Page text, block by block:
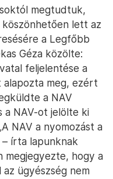
megtudtuk,
köszönhetően lett az
a Legfőbb
Géza közölte:
feljelentése a
alapozta meg, ezért
a NAV
a NAV-ot jelölte ki
NAV a nyomozást a
írta lapunknak
megjegyezte, hogy a
ügyészség nem